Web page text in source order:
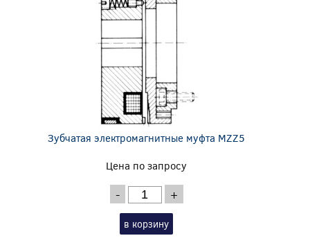
Зубчатая электромагнитные муфта MZZ5
Цена по запросу
- +
в корзину